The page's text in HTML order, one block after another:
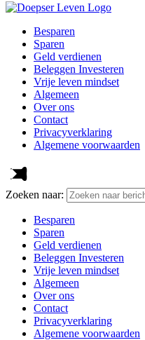
Besparen
Sparen
Geld verdienen
Beleggen Investeren
Vrije leven mindset
Algemeen
Over ons
Contact
Privacyverklaring
Algemene voorwaarden
Zoeken naar:
Besparen
Sparen
Geld verdienen
Beleggen Investeren
Vrije leven mindset
Algemeen
Over ons
Contact
Privacyverklaring
Algemene voorwaarden